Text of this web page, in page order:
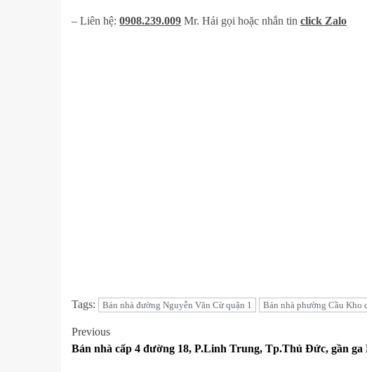
– Liên hệ: 0908.239.009 Mr. Hải gọi hoặc nhắn tin click Zalo
Tags:
Bán nhà đường Nguyễn Văn Cừ quận 1 Bán nhà phường Cầu Kho
Post
Previous
Bán nhà cấp 4 đường 18, P.Linh Trung, Tp.Thủ Đức, gần ga